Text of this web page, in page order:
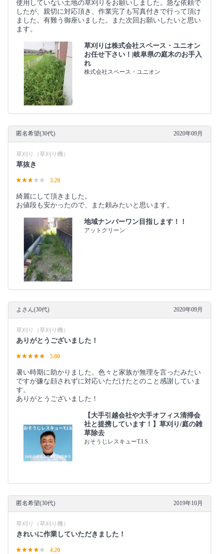
使用していない土地の草刈りをお願いしました。急な依頼で
したが、親切に対応頂き、作業完了も写真付きで行って頂け
ました。有難う御座いました。また次回お願いしたいと思い
ます。
草刈りは株式会社スペース・ユニオン
お任せ下さい！|岐阜県の庭木のお手入
れ
株式会社スペース・ユニオン
匿名希望(30代) 2020年09月
草刈り（草刈り機）
草抜き
3.20
綺麗にして頂きました。
お値段も安かったので、また頼みたいと思います。
地域ナンバーワン目指します！！
アットクリーン
よさん(30代) 2020年09月
草刈り（草刈り機）
ありがとうございました！
5.00
暑い時期に助かりました。色々と家族が無理を言ったみたい
ですが嫌な顔されずに対応いただけたとのこと感謝していま
す。
ありがとうございました！
【大手引越会社や大手オフィス清掃会
社と提携しています！】草刈り/庭の雑
草除去
おそうじレスキューT.I.S.
匿名希望(30代) 2019年10月
草刈り（草刈り機）
きれいに作業していただきました！
4.20